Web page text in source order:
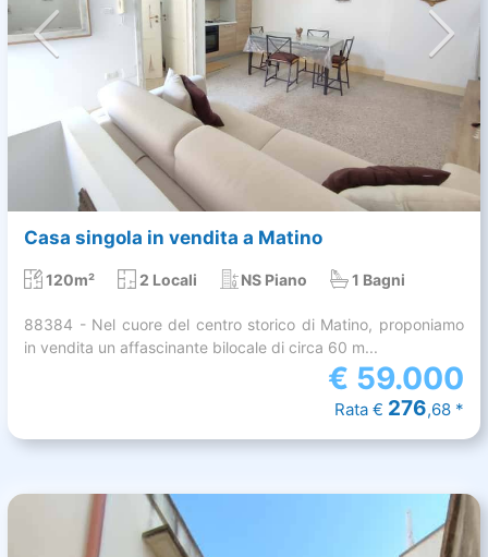
Casa singola in vendita a Matino
120m² 2 Locali NS Piano 1 Bagni
88384 - Nel cuore del centro storico di Matino, proponiamo
in vendita un affascinante bilocale di circa 60 m...
€ 59.000
Rata € 276,68 *